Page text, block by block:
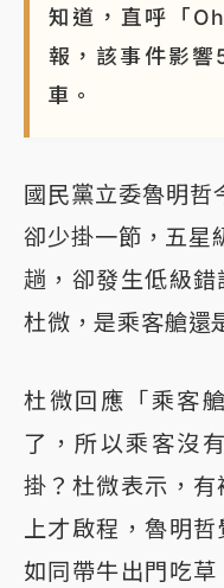
知道，直呼「
報，該事件影
車。
國民黨立委魯明
卻少掛一節，五星
趟，卻發生低級
杜微，是乘客艙還
杜微回應「乘客
了，所以乘客沒
掛？杜微表示，
上才啟程，魯明
如同帶牛出門吃草